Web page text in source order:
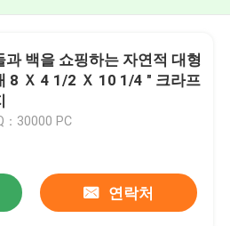
과 백을 쇼핑하는 자연적 대형
8 Ｘ 4 1/2 Ｘ 10 1/4 " 크라프
：30000 PC
연락처